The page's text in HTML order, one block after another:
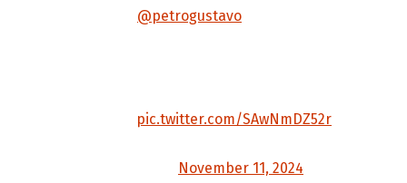
@petrogustavo
pic.twitter.com/SAwNmDZ52r
November 11, 2024